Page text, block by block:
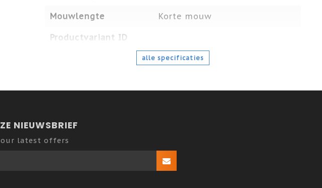
Mouwlengte Korte mouw
Productvariant ID
alle specificaties
NIEUWSBRIEF
latest offers